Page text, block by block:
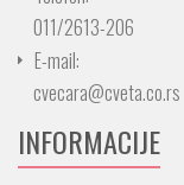
011/2613-206
E-mail:
cvecara@cveta.co.rs
INFORMACIJE